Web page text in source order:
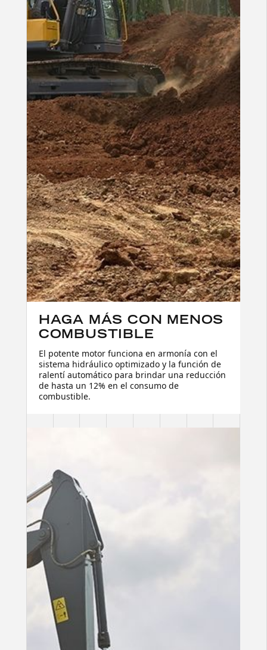
HAGA MÁS CON MENOS
COMBUSTIBLE
El potente motor funciona en armonía con el
sistema hidráulico optimizado y la función de
ralentí automático para brindar una reducción
de hasta un 12% en el consumo de
combustible.